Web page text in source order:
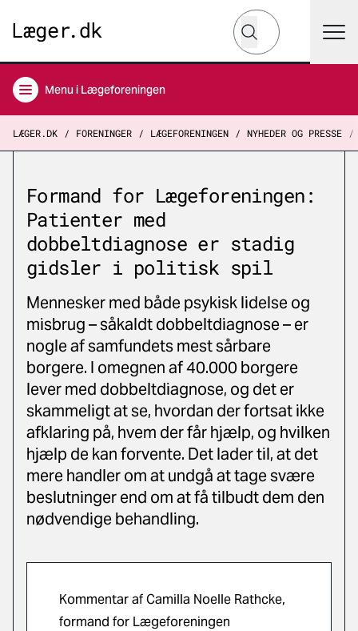
Hvad leder du efter?
Søg
Menu i Lægeforeningen
LÆGER.DK FORENINGER LÆGEFORENINGEN NYHEDER OG PRESSE
Formand for Lægeforeningen:
Patienter med
dobbeltdiagnose er stadig
gidsler i politisk spil
Mennesker med både psykisk lidelse og
misbrug – såkaldt dobbeltdiagnose – er
nogle af samfundets mest sårbare
borgere. I omegnen af 40.000 borgere
lever med dobbeltdiagnose, og det er
skammeligt at se, hvordan der fortsat ikke
afklaring på, hvem der får hjælp, og hvilken
hjælp de kan forvente. Det lader til, at det
mere handler om at undgå at tage svære
beslutninger end om at få tilbudt dem den
nødvendige behandling.
Kommentar af Camilla Noelle Rathcke,
formand for Lægeforeningen